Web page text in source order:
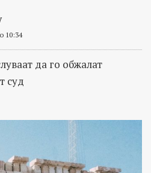
10:34
да го обжалат
суд